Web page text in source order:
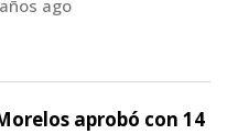
ago
aprobó con 14